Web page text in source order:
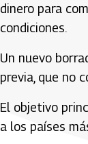
dinero para
condiciones.
Un nuevo
previa, que no
El objetivo
a los países